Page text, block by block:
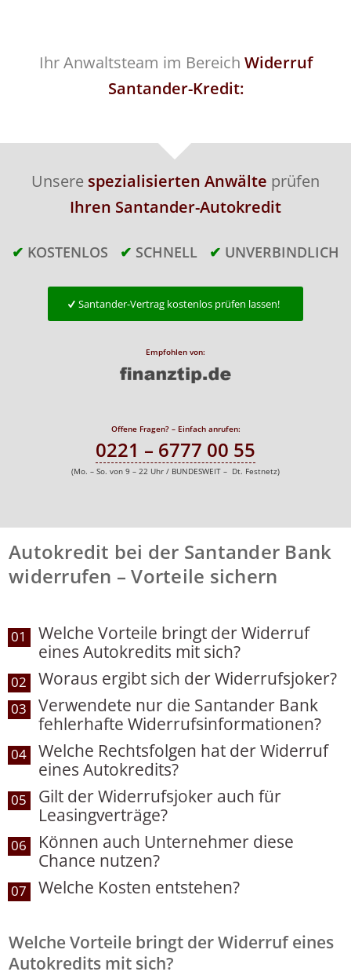
Ihr Anwaltsteam im Bereich Widerruf
Santander-Kredit:
Unsere spezialisierten Anwälte prüfen
Ihren Santander-Autokredit
✔ KOSTENLOS ✔ SCHNELL ✔ UNVERBINDLICH
Santander-Vertrag kostenlos prüfen lassen!
Empfohlen von:
Offene Fragen? – Einfach anrufen:
0221 – 6777 00 55
(Mo. – So. von 9 – 22 Uhr / BUNDESWEIT – Dt. Festnetz)
Autokredit bei der Santander Bank
widerrufen – Vorteile sichern
01
Welche Vorteile bringt der Widerruf
eines Autokredits mit sich?
02 Woraus ergibt sich der Widerrufsjoker?
03
Verwendete nur die Santander Bank
fehlerhafte Widerrufsinformationen?
04
Welche Rechtsfolgen hat der Widerruf
eines Autokredits?
05
Gilt der Widerrufsjoker auch für
Leasingverträge?
06
Können auch Unternehmer diese
Chance nutzen?
07 Welche Kosten entstehen?
Welche Vorteile bringt der Widerruf eines
Autokredits mit sich?